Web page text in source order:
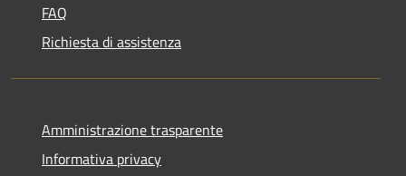
FAQ
Richiesta di assistenza
Amministrazione trasparente
Informativa privacy